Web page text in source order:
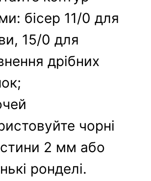
бісер 11/0 для
15/0 для
дрібних
чорні
2 мм або
ронделі.